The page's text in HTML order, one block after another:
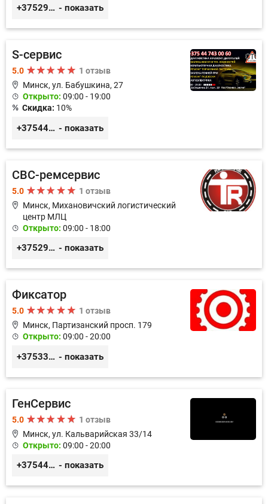
+375296578508 - показать
S-сервис
5.0
1 отзыв
Минск, ул. Бабушкина, 27
Открыто: 09:00 - 19:00
Скидка: 10%
+375447430060 - показать
СВС-ремсервис
5.0
1 отзыв
Минск, Михановичский логистический
центр МЛЦ
Открыто: 09:00 - 18:00
+375296233505 - показать
Фиксатор
5.0
1 отзыв
Минск, Партизанский просп. 179
Открыто: 09:00 - 20:00
+375336617270 - показать
ГенСервис
5.0
1 отзыв
Минск, ул. Кальварийская 33/14
Открыто: 09:00 - 20:00
+375444649592 - показать